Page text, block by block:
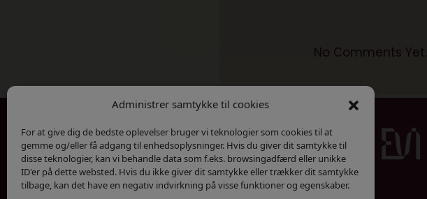
Administrer samtykke til cookies
For at give dig de bedste oplevelser bruger vi teknologier som cookies til at
gemme og/eller få adgang til enhedsoplysninger. Hvis du giver dit samtykke til
disse teknologier, kan vi behandle data som f.eks. browsingadfærd eller unikke
ID'er på dette websted. Hvis du ikke giver dit samtykke eller trækker dit samtykke
tilbage, kan det have en negativ indvirkning på visse funktioner og egenskaber.
No Comments Yet.
Kontakt Privatlivs Politik